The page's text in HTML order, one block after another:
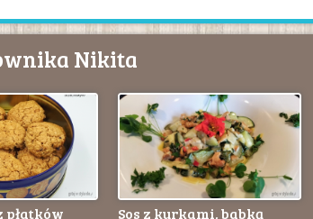
Nikita
płatków
Sos z kurkami, babką